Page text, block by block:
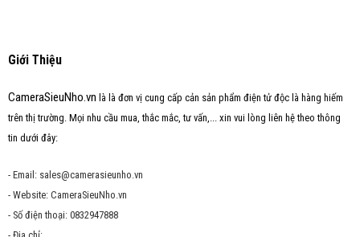
Giới Thiệu
CameraSieuNho.vn là là đơn vị cung cấp cản sản phẩm điện tử độc là hàng hiếm
trên thị trường. Mọi nhu cầu mua, thắc mắc, tư vấn,... xin vui lòng liên hệ theo thông
tin dưới đây:
- Email: sales@camerasieunho.vn
- Website: CameraSieuNho.vn
- Số điện thoại: 0832947888